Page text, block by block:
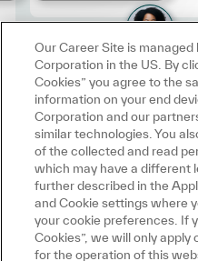
Our Career Site is managed
Corporation in the US. By
Cookies” you agree to the
information on your end
Corporation and our
similar technologies. You
of the collected and read
which may have a different
further described in the
and Cookie settings where
your cookie preferences. If
Cookies”, we will only
for the operation of this